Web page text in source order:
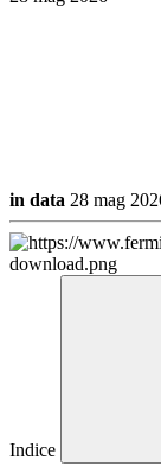
in data 28 mag
Indice